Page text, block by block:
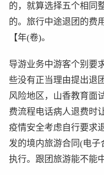
的，就算选择五个相同
的。旅行中途退团的费
【年(卷)。
导游业务中游客个别要
些没有正当理由提出退
风险地区，山香教育面
费流程电话病人退费时
疫情安全考虑自行要求
发的境内旅游合同(电
执行。跟团旅游能不能